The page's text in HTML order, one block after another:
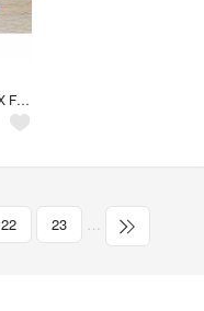
USTマミヤLIN-Q EX FW 【55S】42インチ
22 23 …